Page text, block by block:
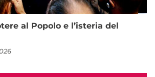
al Popolo e l’isteria del